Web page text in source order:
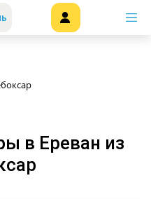
в Ереван из